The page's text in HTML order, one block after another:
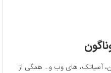
آسیاتک، های وب و… همگی از